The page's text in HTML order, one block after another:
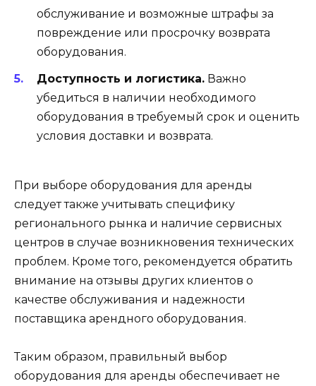
обслуживание и возможные штрафы за
повреждение или просрочку возврата
оборудования.
Доступность и логистика. Важно
убедиться в наличии необходимого
оборудования в требуемый срок и оценить
условия доставки и возврата.
При выборе оборудования для аренды
следует также учитывать специфику
регионального рынка и наличие сервисных
центров в случае возникновения технических
проблем. Кроме того, рекомендуется обратить
внимание на отзывы других клиентов о
качестве обслуживания и надежности
поставщика арендного оборудования.
Таким образом, правильный выбор
оборудования для аренды обеспечивает не